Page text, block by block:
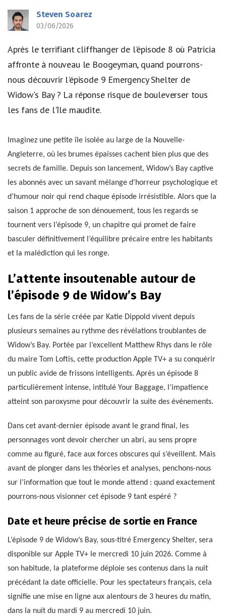
Steven Soarez
03/06/2026
Après le terrifiant cliffhanger de l'épisode 8 où Patricia
affronte à nouveau le Boogeyman, quand pourrons-
nous découvrir l'épisode 9 Emergency Shelter de
Widow's Bay ? La réponse risque de bouleverser tous
les fans de l'île maudite.
Imaginez une petite île isolée au large de la Nouvelle-
Angleterre, où les brumes épaisses cachent bien plus que des
secrets de famille. Depuis son lancement, Widow’s Bay captive
les abonnés avec un savant mélange d’horreur psychologique et
d’humour noir qui rend chaque épisode irrésistible. Alors que la
saison 1 approche de son dénouement, tous les regards se
tournent vers l’épisode 9, un chapitre qui promet de faire
basculer définitivement l’équilibre précaire entre les habitants
et la malédiction qui les ronge.
L’attente insoutenable autour de
l’épisode 9 de Widow’s Bay
Les fans de la série créée par Katie Dippold vivent depuis
plusieurs semaines au rythme des révélations troublantes de
Widow’s Bay. Portée par l’excellent Matthew Rhys dans le rôle
du maire Tom Loftis, cette production Apple TV+ a su conquérir
un public avide de frissons intelligents. Après un épisode 8
particulièrement intense, intitulé Your Baggage, l’impatience
atteint son paroxysme pour découvrir la suite des événements.
Dans cet avant-dernier épisode avant le grand final, les
personnages vont devoir chercher un abri, au sens propre
comme au figuré, face aux forces obscures qui s’éveillent. Mais
avant de plonger dans les théories et analyses, penchons-nous
sur l’information que tout le monde attend : quand exactement
pourrons-nous visionner cet épisode 9 tant espéré ?
Date et heure précise de sortie en France
L’épisode 9 de Widow’s Bay, sous-titré Emergency Shelter, sera
disponible sur Apple TV+ le mercredi 10 juin 2026. Comme à
son habitude, la plateforme déploie ses contenus dans la nuit
précédant la date officielle. Pour les spectateurs français, cela
signifie une mise en ligne aux alentours de 3 heures du matin,
dans la nuit du mardi 9 au mercredi 10 juin.